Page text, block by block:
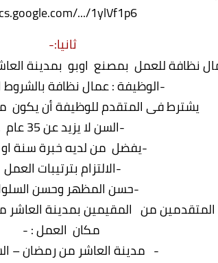
.../1ylVf1p6
ثانيا:-
نظافة للعمل بمصنع اوبو بمدينة
-الوظيفة : عمال نظافة بالشروط
يشترط فى المتقدم للوظيفة أن
-السن لا يزيد عن 35 عام .
-يفضل من لديه خبرة سنة او
-الالتزام بترتيبات العمل
-حسن المظهر وحسن
من المقيمين بمدينة العاشر
مكان العمل : -
- مدينة العاشر من رمضان –